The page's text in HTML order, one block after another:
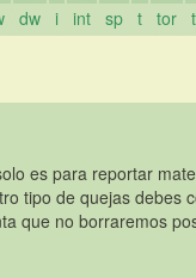
dw i int sp t tor
es para reportar
tipo de quejas debes
que no borraremos